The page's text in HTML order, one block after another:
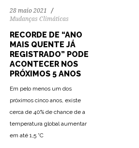
28 maio 2021
Mudanças Climáticas
RECORDE DE “ANO
MAIS QUENTE JÁ
REGISTRADO” PODE
ACONTECER NOS
PRÓXIMOS 5 ANOS
Em pelo menos um dos
próximos cinco anos, existe
cerca de 40% de chance de a
temperatura global aumentar
em até 1,5 °C